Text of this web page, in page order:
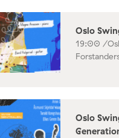
Oslo
19:00 /
Oslo